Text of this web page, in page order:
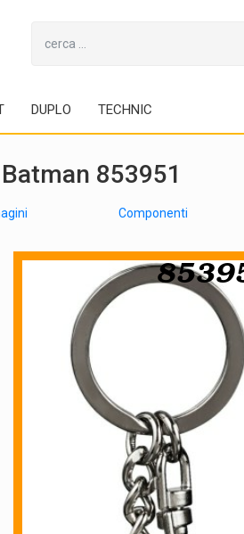
DUPLO TECHNIC
853951
Componenti